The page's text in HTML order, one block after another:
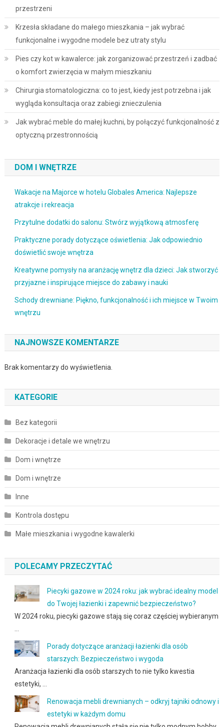
przestrzeni
Krzesła składane do małego mieszkania – jak wybrać
funkcjonalne i wygodne modele bez utraty stylu
Pies czy kot w kawalerce: jak zorganizować przestrzeń i zadbać
o komfort zwierzęcia w małym mieszkaniu
Chirurgia stomatologiczna: co to jest, kiedy jest potrzebna i jak
wygląda konsultacja oraz zabiegi znieczulenia
Jak wybrać meble do małej kuchni, by połączyć funkcjonalność z
optyczną przestronnością
DOM I WNĘTRZE
Wakacje na Majorce w hotelu Globales America: Najlepsze
atrakcje i rekreacja
Przytulne dodatki do salonu: Stwórz wyjątkową atmosferę
Praktyczne porady dotyczące oświetlenia: Jak odpowiednio
doświetlić swoje wnętrza
Kreatywne pomysły na aranżację wnętrz dla dzieci: Jak stworzyć
przyjazne i inspirujące miejsce do zabawy i nauki
Schody drewniane: Piękno, funkcjonalność i ich miejsce w Twoim
wnętrzu
NAJNOWSZE KOMENTARZE
Brak komentarzy do wyświetlenia.
KATEGORIE
Bez kategorii
Dekoracje i detale we wnętrzu
Dom i wnętrze
Dom i wnętrze
Inne
Kontrola dostępu
Małe mieszkania i wygodne kawalerki
POLECAMY PRZECZYTAĆ
Piecyki gazowe w 2024 roku: jak wybrać idealny model
do Twojej łazienki i zapewnić bezpieczeństwo?
W 2024 roku, piecyki gazowe stają się coraz częściej wybieranym
Porady dotyczące aranżacji łazienki dla osób
starszych: Bezpieczeństwo i wygoda
Aranżacja łazienki dla osób starszych to nie tylko kwestia
estetyki, …
Renowacja mebli drewnianych – odkryj tajniki odnowy i
estetyki w każdym domu